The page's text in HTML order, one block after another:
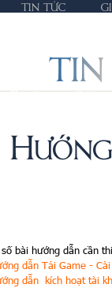
TIN TỨC
số bài hướng dẫn cần
dẫn Tải Game -
dẫn kích hoạt tài